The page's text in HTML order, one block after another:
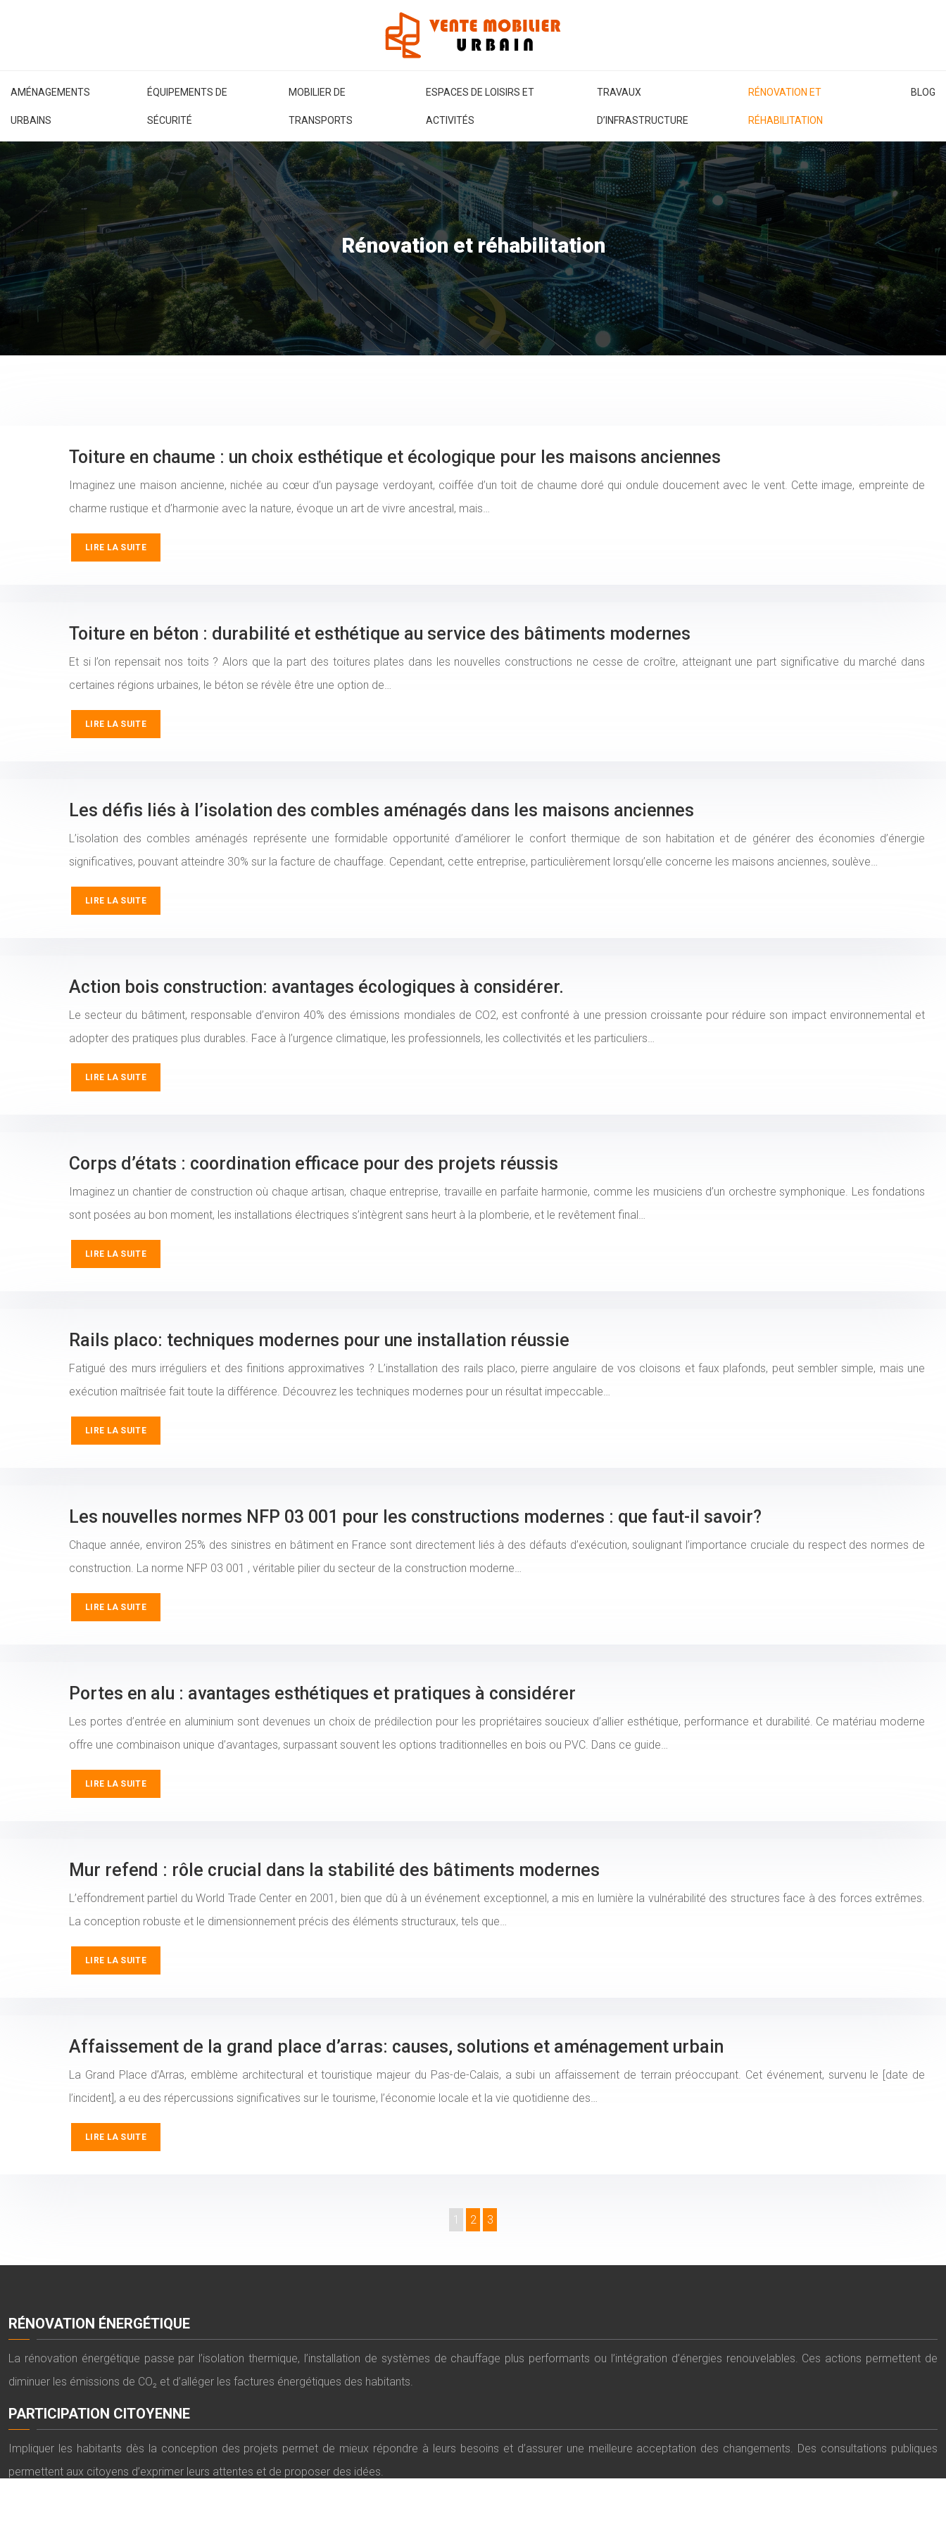
AMÉNAGEMENTS
URBAINS
ÉQUIPEMENTS DE
SÉCURITÉ
MOBILIER DE
TRANSPORTS
ESPACES DE LOISIRS ET
ACTIVITÉS
TRAVAUX
D’INFRASTRUCTURE
RÉNOVATION ET
RÉHABILITATION
BLOG
Rénovation et réhabilitation
Toiture en chaume : un choix esthétique et écologique pour les maisons anciennes
Imaginez une maison ancienne, nichée au cœur d’un paysage verdoyant, coiffée d’un toit de chaume doré qui ondule doucement avec le vent. Cette image, empreinte de
charme rustique et d’harmonie avec la nature, évoque un art de vivre ancestral, mais…
LIRE LA SUITE
Toiture en béton : durabilité et esthétique au service des bâtiments modernes
Et si l’on repensait nos toits ? Alors que la part des toitures plates dans les nouvelles constructions ne cesse de croître, atteignant une part significative du marché dans
certaines régions urbaines, le béton se révèle être une option de…
LIRE LA SUITE
Les défis liés à l’isolation des combles aménagés dans les maisons anciennes
L’isolation des combles aménagés représente une formidable opportunité d’améliorer le confort thermique de son habitation et de générer des économies d’énergie
significatives, pouvant atteindre 30% sur la facture de chauffage. Cependant, cette entreprise, particulièrement lorsqu’elle concerne les maisons anciennes, soulève…
LIRE LA SUITE
Action bois construction: avantages écologiques à considérer.
Le secteur du bâtiment, responsable d’environ 40% des émissions mondiales de CO2, est confronté à une pression croissante pour réduire son impact environnemental et
adopter des pratiques plus durables. Face à l’urgence climatique, les professionnels, les collectivités et les particuliers…
LIRE LA SUITE
Corps d’états : coordination efficace pour des projets réussis
Imaginez un chantier de construction où chaque artisan, chaque entreprise, travaille en parfaite harmonie, comme les musiciens d’un orchestre symphonique. Les fondations
sont posées au bon moment, les installations électriques s’intègrent sans heurt à la plomberie, et le revêtement final…
LIRE LA SUITE
Rails placo: techniques modernes pour une installation réussie
Fatigué des murs irréguliers et des finitions approximatives ? L’installation des rails placo, pierre angulaire de vos cloisons et faux plafonds, peut sembler simple, mais une
exécution maîtrisée fait toute la différence. Découvrez les techniques modernes pour un résultat impeccable…
LIRE LA SUITE
Les nouvelles normes NFP 03 001 pour les constructions modernes : que faut-il savoir?
Chaque année, environ 25% des sinistres en bâtiment en France sont directement liés à des défauts d’exécution, soulignant l’importance cruciale du respect des normes de
construction. La norme NFP 03 001 , véritable pilier du secteur de la construction moderne…
LIRE LA SUITE
Portes en alu : avantages esthétiques et pratiques à considérer
Les portes d’entrée en aluminium sont devenues un choix de prédilection pour les propriétaires soucieux d’allier esthétique, performance et durabilité. Ce matériau moderne
offre une combinaison unique d’avantages, surpassant souvent les options traditionnelles en bois ou PVC. Dans ce guide…
LIRE LA SUITE
Mur refend : rôle crucial dans la stabilité des bâtiments modernes
L’effondrement partiel du World Trade Center en 2001, bien que dû à un événement exceptionnel, a mis en lumière la vulnérabilité des structures face à des forces extrêmes.
La conception robuste et le dimensionnement précis des éléments structuraux, tels que…
LIRE LA SUITE
Affaissement de la grand place d’arras: causes, solutions et aménagement urbain
La Grand Place d’Arras, emblème architectural et touristique majeur du Pas-de-Calais, a subi un affaissement de terrain préoccupant. Cet événement, survenu le [date de
l’incident], a eu des répercussions significatives sur le tourisme, l’économie locale et la vie quotidienne des…
LIRE LA SUITE
1 2 3
RÉNOVATION ÉNERGÉTIQUE
La rénovation énergétique passe par l’isolation thermique, l’installation de systèmes de chauffage plus performants ou l’intégration d’énergies renouvelables. Ces actions permettent de
diminuer les émissions de CO₂ et d’alléger les factures énergétiques des habitants.
PARTICIPATION CITOYENNE
Impliquer les habitants dès la conception des projets permet de mieux répondre à leurs besoins et d’assurer une meilleure acceptation des changements. Des consultations publiques
permettent aux citoyens d’exprimer leurs attentes et de proposer des idées.